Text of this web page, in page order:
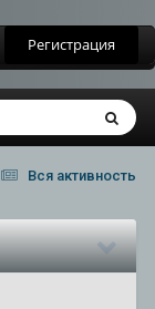
Регистрация
Вся активность